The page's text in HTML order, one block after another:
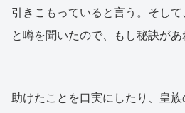
引きこもっていると言う。そし
と噂を聞いたので、もし秘訣があ
助けたことを口実にしたり、皇